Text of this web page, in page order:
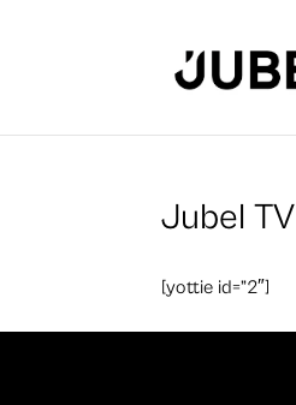
Jubel TV
[yottie id=”2″]